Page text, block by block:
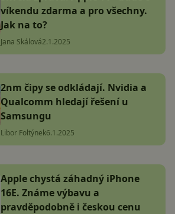
víkendu zdarma a pro všechny.
Jak na to?
Jana Skálová2.1.2025
2nm čipy se odkládají. Nvidia a
Qualcomm hledají řešení u
Samsungu
Libor Foltýnek6.1.2025
Apple chystá záhadný iPhone
16E. Známe výbavu a
pravděpodobně i českou cenu